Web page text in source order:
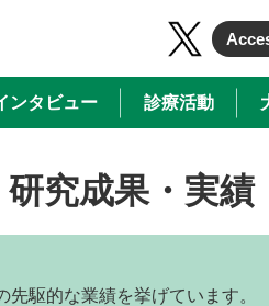
ンタビュー 診療活動
研究成果・実績
駆的な業績を挙げています。